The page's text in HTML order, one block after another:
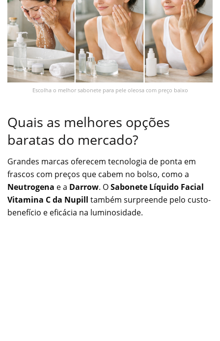
Escolha o melhor sabonete para pele oleosa com preço baixo
Quais as melhores opções
baratas do mercado?
Grandes marcas oferecem tecnologia de ponta em
frascos com preços que cabem no bolso, como a
Neutrogena e a Darrow. OSabonete Líquido Facial
Vitamina C da Nupill também surpreende pelo custo-
benefício e eficácia na luminosidade.